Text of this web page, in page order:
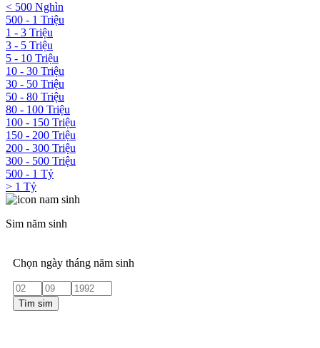
< 500 Nghìn
500 - 1 Triệu
1 - 3 Triệu
3 - 5 Triệu
5 - 10 Triệu
10 - 30 Triệu
30 - 50 Triệu
50 - 80 Triệu
80 - 100 Triệu
100 - 150 Triệu
150 - 200 Triệu
200 - 300 Triệu
300 - 500 Triệu
500 - 1 Tỷ
> 1 Tỷ
Sim năm sinh
Chọn ngày tháng năm sinh
Tìm sim